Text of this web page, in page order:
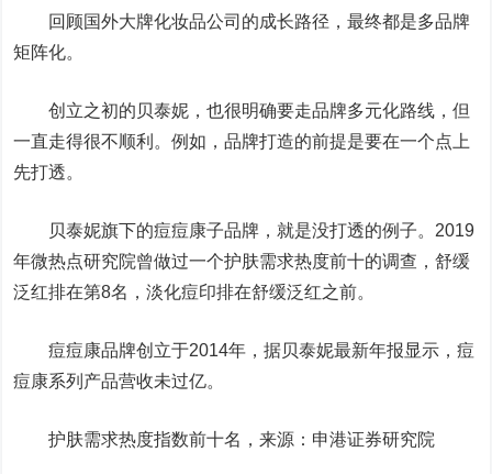
回顾国外大牌化妆品公司的成长路径，最终都是多品牌
矩阵化。
创立之初的贝泰妮，也很明确要走品牌多元化路线，但
一直走得很不顺利。例如，品牌打造的前提是要在一个点上
先打透。
贝泰妮旗下的痘痘康子品牌，就是没打透的例子。2019
年微热点研究院曾做过一个护肤需求热度前十的调查，舒缓
泛红排在第8名，淡化痘印排在舒缓泛红之前。
痘痘康品牌创立于2014年，据贝泰妮最新年报显示，痘
痘康系列产品营收未过亿。
护肤需求热度指数前十名，来源：申港证券研究院